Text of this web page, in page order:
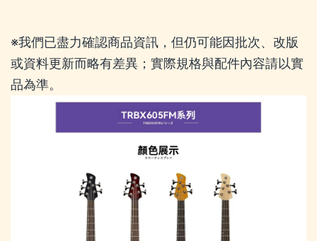
※我們已盡力確認商品資訊，但仍可能因批次、改版
或資料更新而略有差異；實際規格與配件內容請以實
品為準。